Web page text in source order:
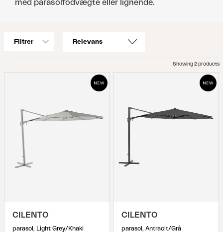
med parasolfodvægte eller lignende.
Filtrer
Showing 2 products
CILENTO
parasol, Light Grey/Khaki
CILENTO
parasol, Antracit/Grå